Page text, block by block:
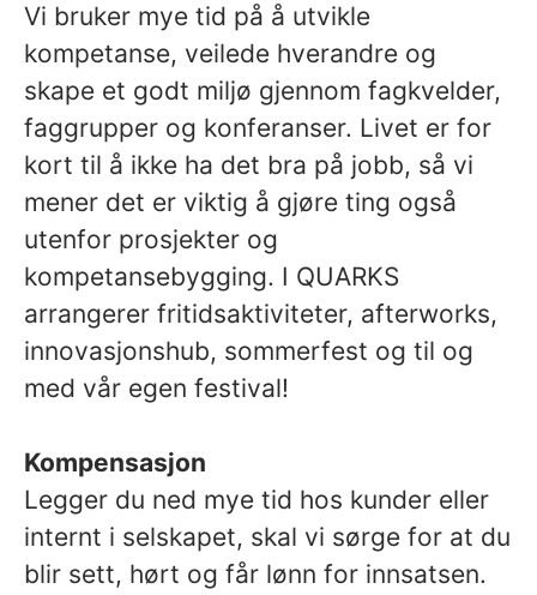
Vi bruker mye tid på å utvikle
kompetanse, veilede hverandre og
skape et godt miljø gjennom fagkvelder,
faggrupper og konferanser. Livet er for
kort til å ikke ha det bra på jobb, så vi
mener det er viktig å gjøre ting også
utenfor prosjekter og
kompetansebygging. I QUARKS
arrangerer fritidsaktiviteter, afterworks,
innovasjonshub, sommerfest og til og
med vår egen festival!
Kompensasjon
Legger du ned mye tid hos kunder eller
internt i selskapet, skal vi sørge for at du
blir sett, hørt og får lønn for innsatsen.